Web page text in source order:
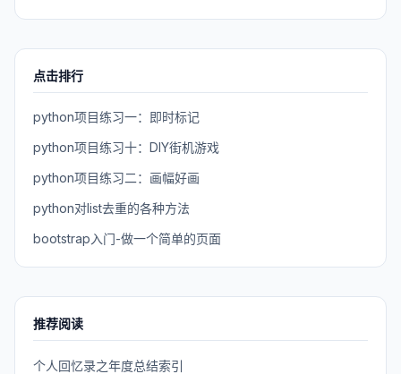
点击排行
python项目练习一：即时标记
python项目练习十：DIY街机游戏
python项目练习二：画幅好画
python对list去重的各种方法
bootstrap入门-做一个简单的页面
推荐阅读
个人回忆录之年度总结索引